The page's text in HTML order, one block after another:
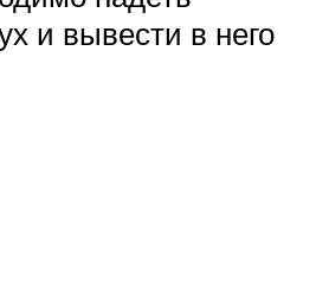
и вывести в него